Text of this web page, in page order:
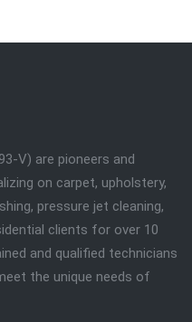
V) are pioneers and
on carpet, upholstery,
pressure jet cleaning,
clients for over 10
and qualified technicians
the unique needs of